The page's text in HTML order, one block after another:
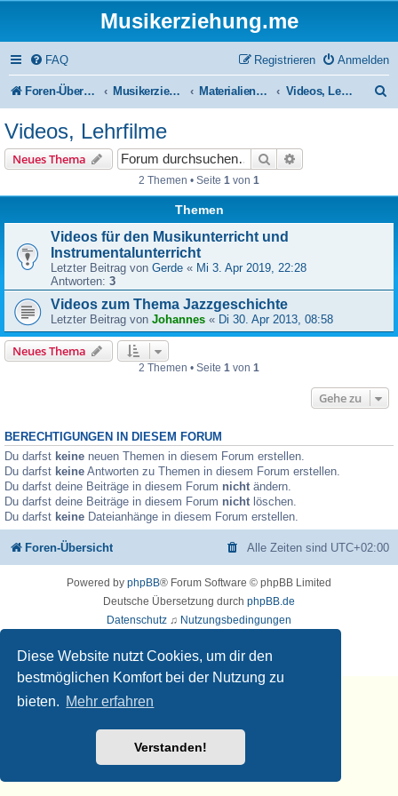
Diese Website nutzt Cookies, um dir den
bestmöglichen Komfort bei der Nutzung zu
bieten. Mehr erfahren
Verstanden!
Musikerziehung.me
FAQ Anmelden
Registrieren
Foren-Übersicht Musikerziehung Materialien für den Musikunterricht Videos, Lehrfilme
e
Videos, Lehrfilme
Neues Thema Suche
2 Themen • Seite 1 von 1
Themen
Videos für den Musikunterricht und
Instrumentalunterricht
Letzter Beitrag von Gerde « Mi 3. Apr 2019, 22:28
Antworten: 3
Videos zum Thema Jazzgeschichte
Letzter Beitrag von Johannes « Di 30. Apr 2013, 08:58
Neues Thema
2 Themen • Seite 1 von 1
Gehe zu
BERECHTIGUNGEN IN DIESEM FORUM
Du darfst keine neuen Themen in diesem Forum erstellen.
Du darfst keine Antworten zu Themen in diesem Forum erstellen.
Du darfst deine Beiträge in diesem Forum nicht ändern.
Du darfst deine Beiträge in diesem Forum nicht löschen.
Du darfst keine Dateianhänge in diesem Forum erstellen.
Foren-Übersicht Alle Zeiten sind UTC+02:00
Powered by phpBB® Forum Software © phpBB Limited
Deutsche Übersetzung durch phpBB.de
Datenschutz ♫ Nutzungsbedingungen
Musikerziehung.ME